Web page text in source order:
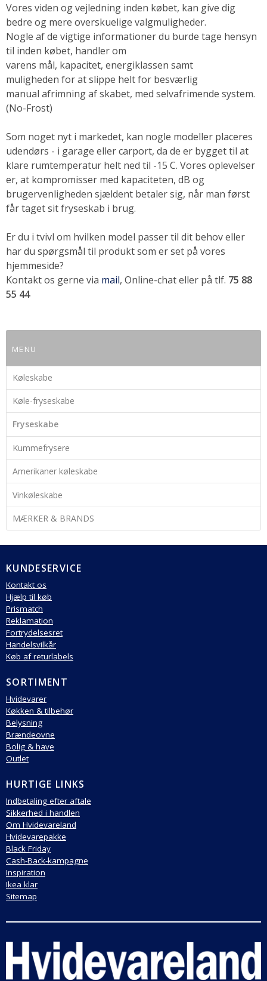
Vores viden og vejledning inden købet, kan give dig
bedre og mere overskuelige valgmuligheder.
Nogle af de vigtige informationer du burde tage hensyn
til inden købet, handler om
varens mål, kapacitet, energiklassen samt
muligheden for at slippe helt for besværlig
manual afrimning af skabet, med selvafrimende system.
(No-Frost)
Som noget nyt i markedet, kan nogle modeller placeres
udendørs - i garage eller carport, da de er bygget til at
klare rumtemperatur helt ned til -15 C. Vores oplevelser
er, at kompromisser med kapaciteten, dB og
brugervenligheden sjældent betaler sig, når man først
får taget sit fryseskab i brug.
Er du i tvivl om hvilken model passer til dit behov eller
har du spørgsmål til produkt som er set på vores
hjemmeside?
Kontakt os gerne via mail, Online-chat eller på tlf. 75 88
55 44
MENU
Køleskabe
Køle-fryseskabe
Fryseskabe
Kummefrysere
Amerikaner køleskabe
Vinkøleskabe
MÆRKER & BRANDS
KUNDESERVICE
Kontakt os
Hjælp til køb
Prismatch
Reklamation
Fortrydelsesret
Handelsvilkår
Køb af returlabels
SORTIMENT
Hvidevarer
Køkken & tilbehør
Belysning
Brændeovne
Bolig & have
Outlet
HURTIGE LINKS
Indbetaling efter aftale
Sikkerhed i handlen
Om Hvidevareland
Hvidevarepakke
Black Friday
Cash-Back-kampagne
Inspiration
Ikea klar
Sitemap